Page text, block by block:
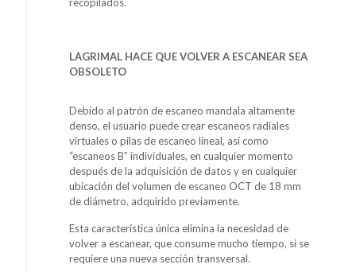
LAGRIMAL HACE QUE VOLVER A ESCANEAR SEA
OBSOLETO
Debido al patrón de escaneo mandala altamente
denso, el usuario puede crear escaneos radiales
virtuales o pilas de escaneo lineal, así como
“escaneos B” individuales, en cualquier momento
después de la adquisición de datos y en cualquier
ubicación del volumen de escaneo OCT de 18 mm
de diámetro. adquirido previamente.
Esta característica única elimina la necesidad de
volver a escanear, que consume mucho tiempo, si se
requiere una nueva sección transversal.